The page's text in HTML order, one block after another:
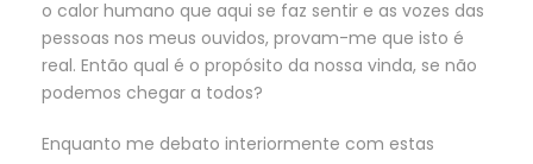
o calor humano que aqui se faz sentir e as vozes das
pessoas nos meus ouvidos, provam-me que isto é
real. Então qual é o propósito da nossa vinda, se não
podemos chegar a todos?
Enquanto me debato interiormente com estas